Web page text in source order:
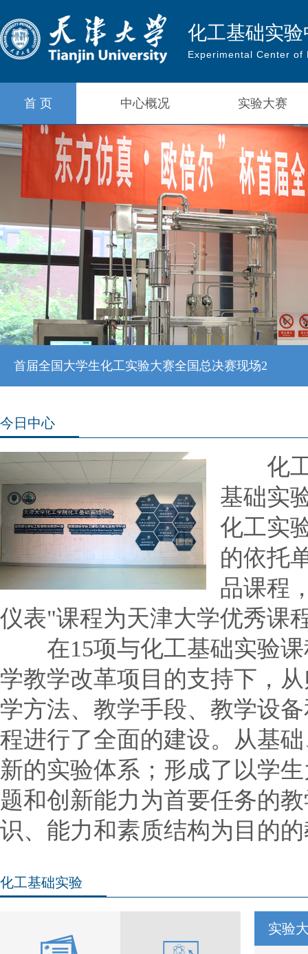
化工基础实验
Experimental Center of
首 页 中心概况 实验大赛
首届全国大学生化工实验大赛全国总决赛现场2
今日中心
化工
基础实
化工实
的依托
品课程
仪表"课程为天津大学优秀课
在15项与化工基础实验课
学教学改革项目的支持下，
学方法、教学手段、教学设
程进行了全面的建设。从基
新的实验体系；形成了以学
题和创新能力为首要任务的
识、能力和素质结构为目的
化工基础实验
实验